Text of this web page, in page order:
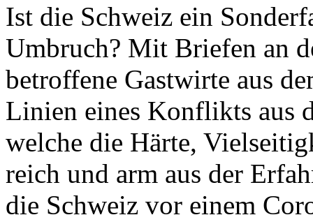
Ist die Schweiz ein
Umbruch? Mit Briefen an
betroffene Gastwirte aus
Linien eines Konflikts aus
welche die Härte,
reich und arm aus der
die Schweiz vor einem